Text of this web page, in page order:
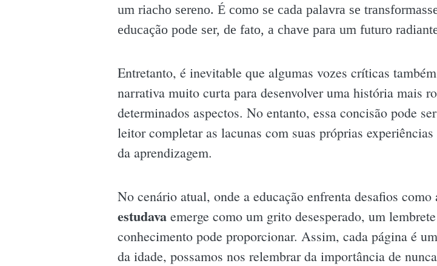
um riacho sereno. É como se cada palavra se
educação pode ser, de fato, a chave para um futuro
Entretanto, é inevitable que algumas vozes críticas
narrativa muito curta para desenvolver uma história mais
determinados aspectos. No entanto, essa concisão pode
leitor completar as lacunas com suas próprias
da aprendizagem.
No cenário atual, onde a educação enfrenta desafios como
estudava emerge como um grito desesperado, um
conhecimento pode proporcionar. Assim, cada página é
da idade, possamos nos relembrar da importância de